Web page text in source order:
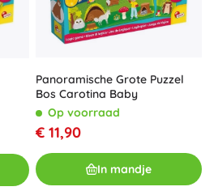
Panoramische Grote Puzzel
Bos Carotina Baby
Op voorraad
€ 11,90
In mandje